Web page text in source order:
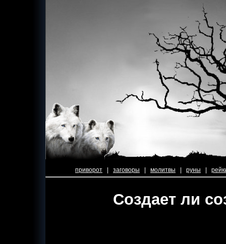
приворот заговоры молитвы руны
Создает ли